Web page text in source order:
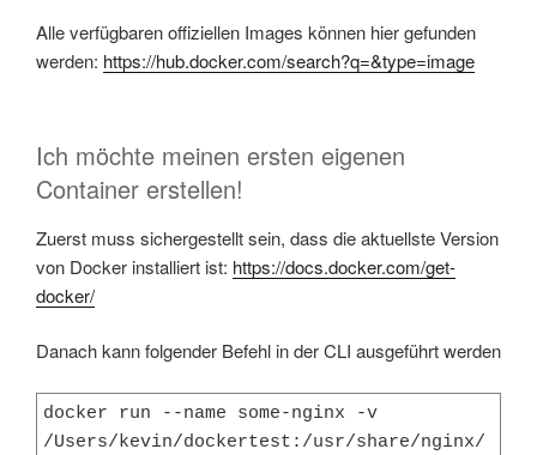
Alle verfügbaren offiziellen Images können hier gefunden
werden: https://hub.docker.com/search?q=&type=image
Ich möchte meinen ersten eigenen
Container erstellen!
Zuerst muss sichergestellt sein, dass die aktuellste Version
von Docker installiert ist: https://docs.docker.com/get-
docker/
Danach kann folgender Befehl in der CLI ausgeführt werden
docker run --name some-nginx -v
/Users/kevin/dockertest:/usr/share/nginx/